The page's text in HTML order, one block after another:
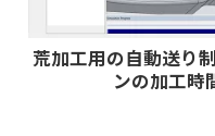
荒加工用の自動送り
ンの加工時